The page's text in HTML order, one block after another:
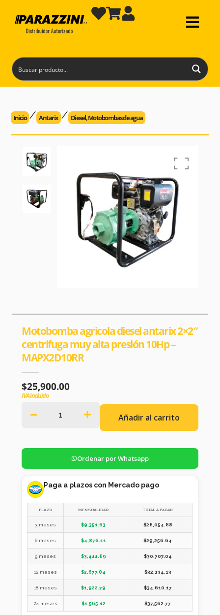
Inicio Antarix Diesel,Motobombas de agua
Motobomba agricola diesel antarix 2×2″
centrifuga muy alta presión 10Hp –
MAPX2D10RR
$25,900.00
IVA incluido
Añadir al carrito
Ordenar por Whatsapp
Paga a plazos con Mercado pago
PLAZO MENSUALIDAD TOTAL A PAGAR
3 meses $9,351.63 $28,054.88
6 meses $4,876.11 $29,256.64
9 meses $3,411.89 $30,707.04
12 meses $2,677.84 $32,134.13
18 meses $1,922.79 $34,610.17
24 meses $1,565.12 $37,562.77